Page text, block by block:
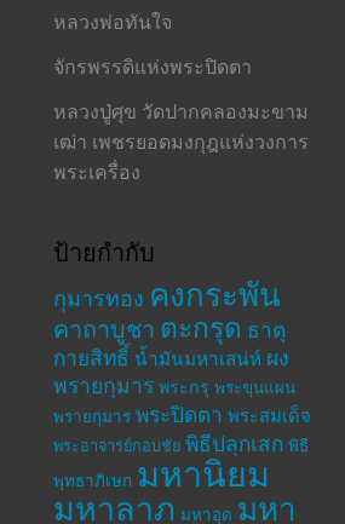
หลวงพ่อทันใจ
จักรพรรดิแห่งพระปิดตา
หลวงปู่ศุข วัดปากคลองมะขาม
เฒ่า เพชรยอดมงกุฎแห่งวงการ
พระเครื่อง
ป้ายกำกับ
กุมารทอง คงกระพัน
คาถาบูชา ตะกรุด ธาตุ
กายสิทธิ์ น้ำมันมหาเสน่ห์ ผง
พรายกุมาร พระกรุ พระขุนแผน
พรายกุมาร พระปิดตา พระสมเด็จ
พระอาจารย์กอบชัย พิธีปลุกเสก พิธี
พุทธาภิเษก มหานิยม
มหาลาภ มหาอุด มหา